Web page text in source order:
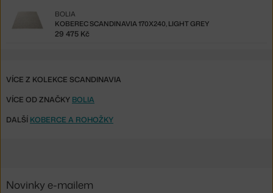
KOBEREC SCANDINAVIA 170X240, LIGHT GREY
BOLIA
29 475 Kč
VÍCE Z KOLEKCE SCANDINAVIA
VÍCE OD ZNAČKY BOLIA
DALŠÍ KOBERCE A ROHOŽKY
Novinky e-mailem